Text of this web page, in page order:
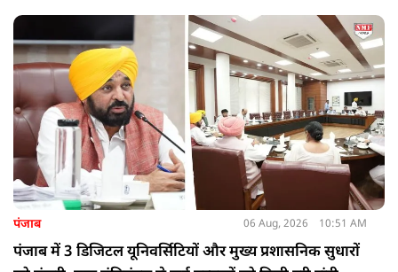
पंजाब 06 Aug, 2026 10:51 AM
पंजाब में 3 डिजिटल यूनिवर्सिटियों और मुख्य प्रशासनिक सुधारों